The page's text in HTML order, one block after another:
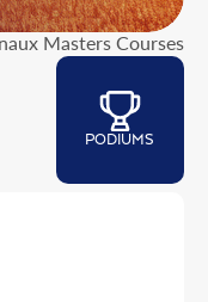
Masters Courses
PODIUMS